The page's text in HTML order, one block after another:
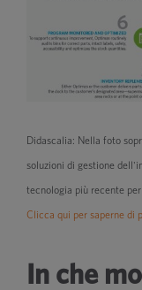
Didascalia: Nella foto
soluzioni di gestione
tecnologia più recente
Clicca qui per saperne di
In che